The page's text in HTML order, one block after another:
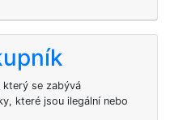
který se zabývá
které jsou ilegální nebo